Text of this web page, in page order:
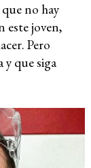
no hay
este joven,
Pero
y que siga